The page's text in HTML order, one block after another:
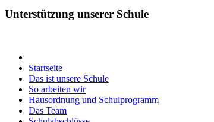
Macht mit bei der
Unterstützung unserer Schule
Startseite
Das ist unsere Schule
So arbeiten wir
Hausordnung und Schulprogramm
Das Team